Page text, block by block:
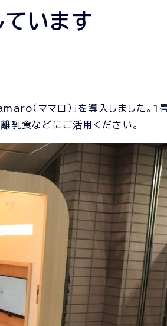
います
（ママロ）」を導入しました。1
乳食などにご活用ください。